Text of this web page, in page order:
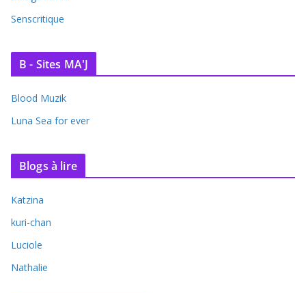
Senscritique
B - Sites MA'J
Blood Muzik
Luna Sea for ever
Blogs à lire
Katzina
kuri-chan
Luciole
Nathalie